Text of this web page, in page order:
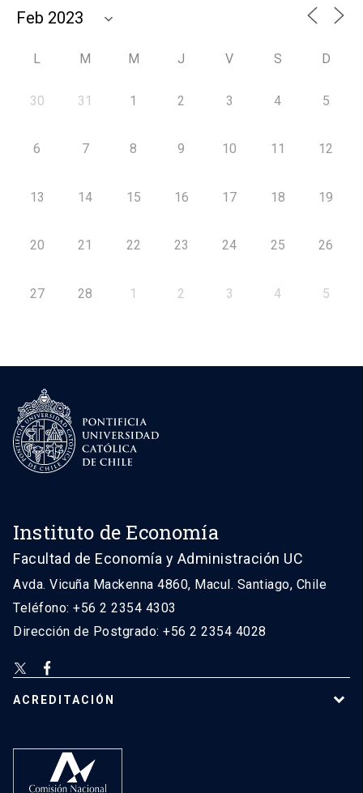
L M M J V S D
30 31 1 2 3 4 5
6 7 8 9 10 11 12
13 14 15 16 17 18 19
20 21 22 23 24 25 26
27 28 1 2 3 4 5
Instituto de Economía
Facultad de Economía y Administración UC
Avda. Vicuña Mackenna 4860, Macul. Santiago, Chile
Teléfono: +56 2 2354 4303
Dirección de Postgrado: +56 2 2354 4028
ACREDITACIÓN